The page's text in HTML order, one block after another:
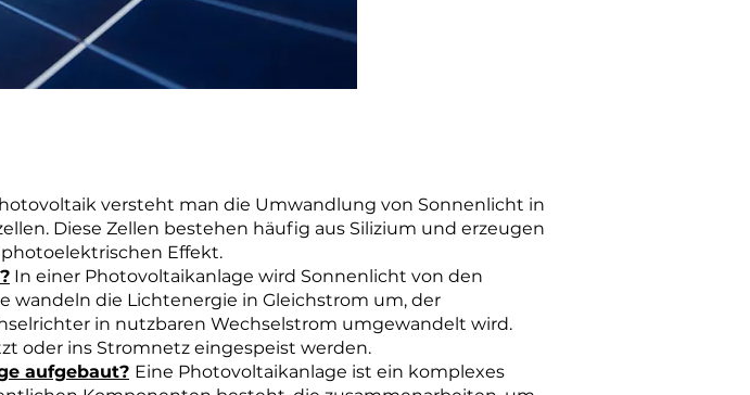
versteht man die Umwandlung von Sonnenlicht in
Diese Zellen bestehen häufig aus Silizium und erzeugen
Effekt.
In einer Photovoltaikanlage wird Sonnenlicht von den
wandeln die Lichtenergie in Gleichstrom um, der
in nutzbaren Wechselstrom umgewandelt wird.
oder ins Stromnetz eingespeist werden.
aufgebaut? Eine Photovoltaikanlage ist ein komplexes